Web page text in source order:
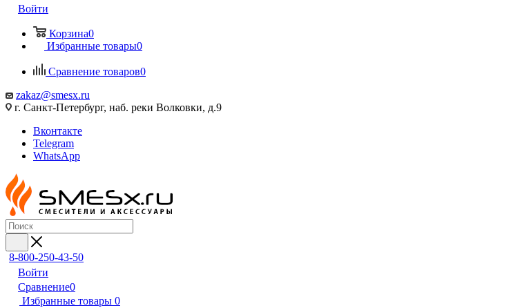
Войти
Корзина0
Избранные товары0
Сравнение товаров0
zakaz@smesx.ru
г. Санкт-Петербург, наб. реки Волковки, д.9
Вконтакте
Telegram
WhatsApp
8-800-250-43-50
Войти
Сравнение0
Избранные товары 0